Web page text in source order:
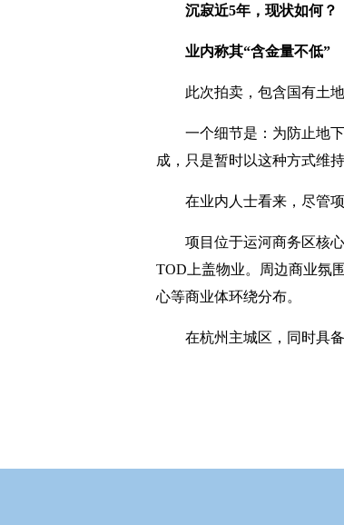
沉寂近5年，现状如何？
业内称其“含金量不低”
此次拍卖，包含国有土
一个细节是：为防止地
成，只是暂时以这种方式维
在业内人士看来，尽管
项目位于运河商务区核
TOD上盖物业。周边商业氛
心等商业体环绕分布。
在杭州主城区，同时具